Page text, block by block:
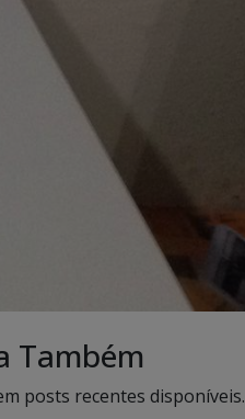
Também
posts recentes disponíveis.